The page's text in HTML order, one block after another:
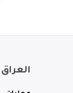
العراق